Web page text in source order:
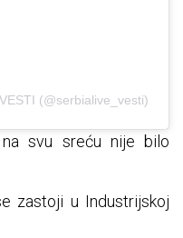
(@serbialive_vesti)
svu sreću nije bilo
zastoji u Industrijskoj